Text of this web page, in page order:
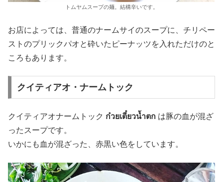
トムヤムスープの麺。結構辛いです。
お店によっては、普通のナームサイのスープに、チリペー
ストのプリックパオと砕いたピーナッツを入れただけのと
ころもあります。
クイティアオ・ナームトック
クイティアオナームトック ก๋วยเตี๋ยวน้ำตก は豚の血が混ざ
ったスープです。
いかにも血が混ざった、赤黒い色をしています。